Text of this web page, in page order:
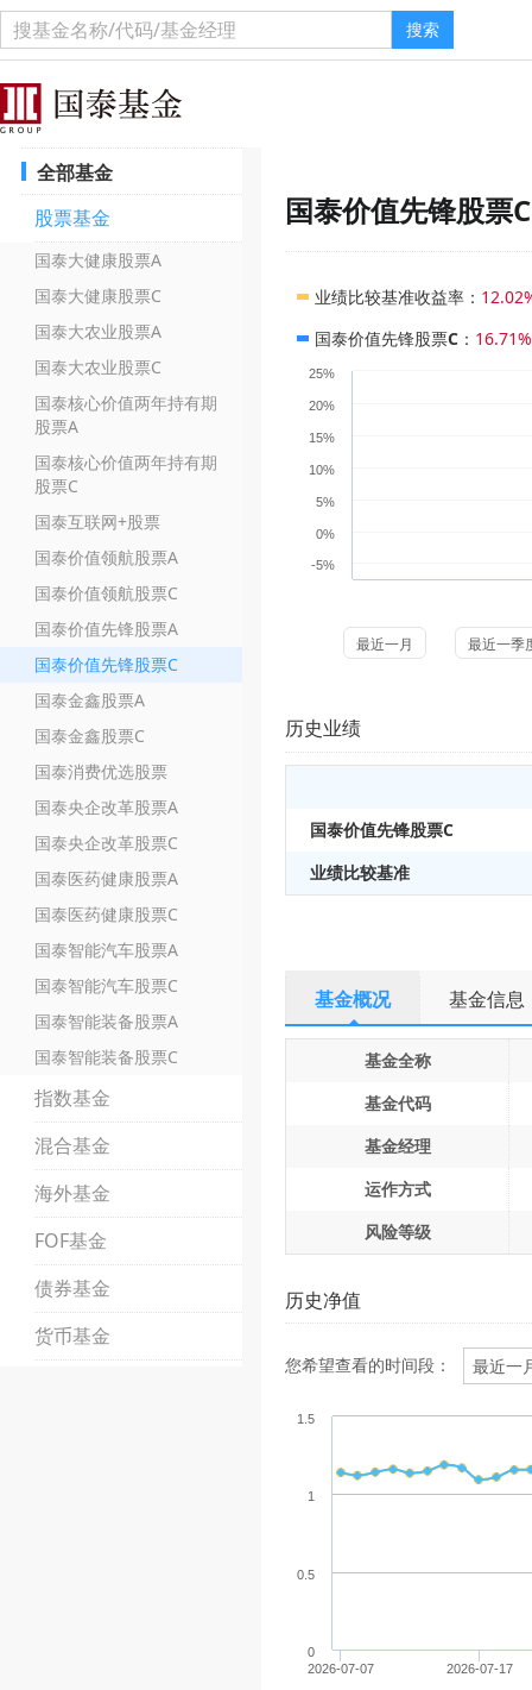
搜索
全部基金
股票基金
国泰大健康股票A
国泰大健康股票C
国泰大农业股票A
国泰大农业股票C
国泰核心价值两年持有期
股票A
国泰核心价值两年持有期
股票C
国泰互联网+股票
国泰价值领航股票A
国泰价值领航股票C
国泰价值先锋股票A
国泰价值先锋股票C
国泰金鑫股票A
国泰金鑫股票C
国泰消费优选股票
国泰央企改革股票A
国泰央企改革股票C
国泰医药健康股票A
国泰医药健康股票C
国泰智能汽车股票A
国泰智能汽车股票C
国泰智能装备股票A
国泰智能装备股票C
指数基金
混合基金
海外基金
FOF基金
债券基金
货币基金
国泰价值先锋股票C
业绩比较基准收益率 ：
国泰价值先锋股票C ： 16.71%
-5%
0%
5%
10%
15%
20%
25%
最近一月 最近一季
历史业绩
国泰价值先锋股票C
业绩比较基准
基金概况 基金信息
基金全称
基金代码
基金经理
运作方式
风险等级
历史净值
您希望查看的时间段：
2026-07-07 2026-07-17
0
0.5
1
1.5